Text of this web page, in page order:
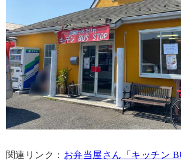
関連リンク： お弁当屋さん「キッチン